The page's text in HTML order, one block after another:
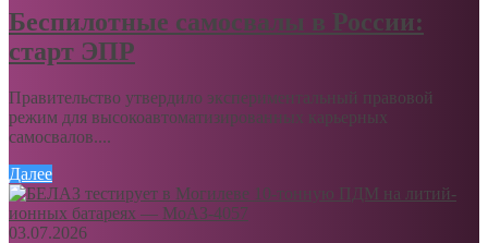
Беспилотные самосвалы в России:
старт ЭПР
Правительство утвердило экспериментальный правовой
режим для высокоавтоматизированных карьерных
самосвалов....
Далее
03.07.2026